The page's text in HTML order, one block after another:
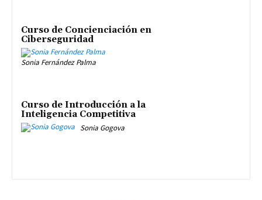
Curso de Concienciación en
Ciberseguridad
Sonia Fernández Palma
Curso de Introducción a la
Inteligencia Competitiva
Sonia Gogova